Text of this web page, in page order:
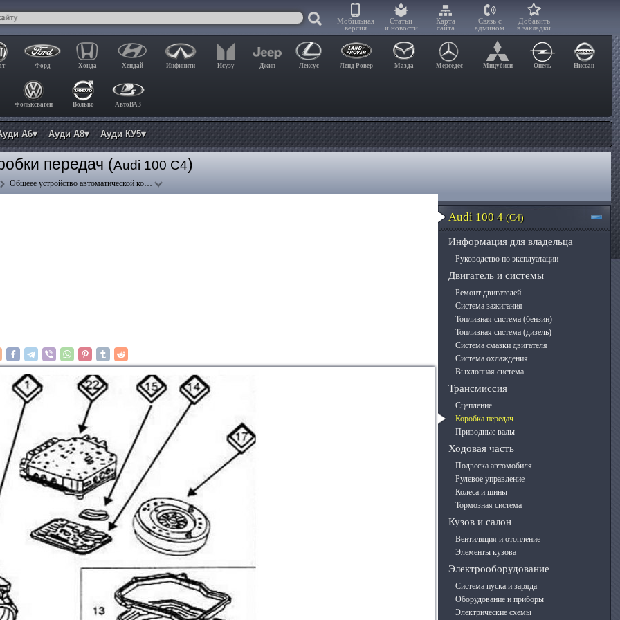
Мобильная
версия
Статьи
и новости
Карта
сайта
Связь с
админом
Добавить
в закладки
Форд Хонда Хендай Инфинити Исузу Джип Лексус Ленд Ровер Мазда Мерседес Мицубиси Опель Ниссан
Фольксваген Вольво АвтоВАЗ
А6▾ Ауди А8▾ Ауди КУ5▾
передач (Audi 100 C4)
Общеее устройство автоматической ко…
Audi 100 4 (C4)
Информация для владельца
Руководство по эксплуатации
Двигатель и системы
Ремонт двигателей
Система зажигания
Топливная система (бензин)
Топливная система (дизель)
Система смазки двигателя
Система охлаждения
Выхлопная система
Трансмиссия
Сцепление
Коробка передач
Приводные валы
Ходовая часть
Подвеска автомобиля
Рулевое управление
Колеса и шины
Тормозная система
Кузов и салон
Вентиляция и отопление
Элементы кузова
Электрооборудование
Система пуска и заряда
Оборудование и приборы
Электрические схемы